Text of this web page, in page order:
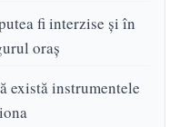
fi interzise și în
oraș
există instrumentele